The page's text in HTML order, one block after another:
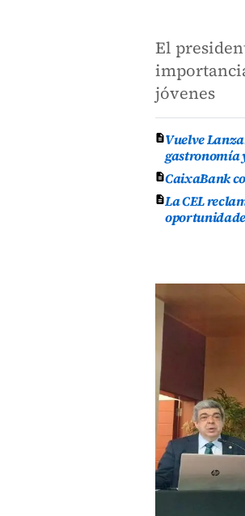
El
jóvenes
Vuelve
gastronomía
CaixaBank
La CEL